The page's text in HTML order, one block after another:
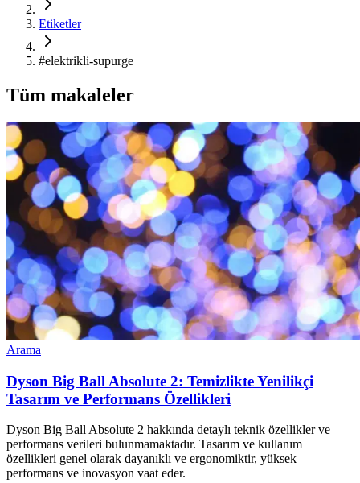
Etiketler
#elektrikli-supurge
Tüm makaleler
Arama
Dyson Big Ball Absolute 2: Temizlikte Yenilikçi
Tasarım ve Performans Özellikleri
Dyson Big Ball Absolute 2 hakkında detaylı teknik özellikler ve
performans verileri bulunmamaktadır. Tasarım ve kullanım
özellikleri genel olarak dayanıklı ve ergonomiktir, yüksek
performans ve inovasyon vaat eder.